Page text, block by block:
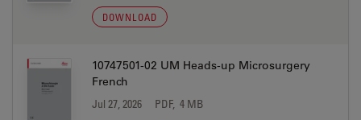
DOWNLOAD
10747501-02 UM Heads-up Microsurgery
French
Jul 27, 2026 PDF, 4 MB